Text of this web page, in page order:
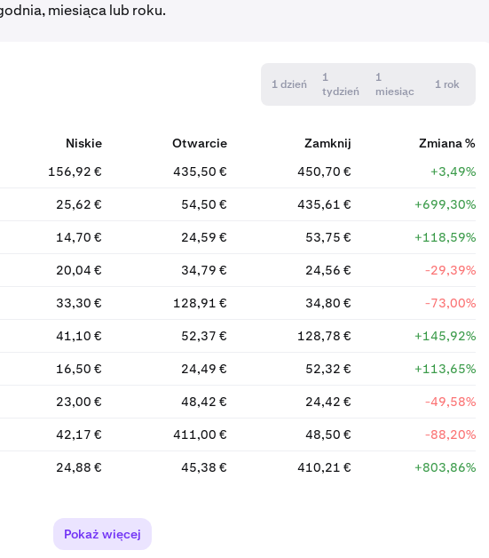
miesiąca lub roku.
1 dzień
1
tydzień
1
miesiąc
1 rok
Niskie Otwarcie Zamknij
Zmiana %
156,92 € 435,50 € 450,70 € +3,49%
25,62 € 54,50 € 435,61 € +699,30%
14,70 € 24,59 € 53,75 € +118,59%
20,04 € 34,79 € 24,56 € -29,39%
33,30 € 128,91 € 34,80 € -73,00%
41,10 € 52,37 € 128,78 € +145,92%
16,50 € 24,49 € 52,32 € +113,65%
23,00 € 48,42 € 24,42 € -49,58%
42,17 € 411,00 € 48,50 € -88,20%
24,88 € 45,38 € 410,21 € +803,86%
Pokaż więcej